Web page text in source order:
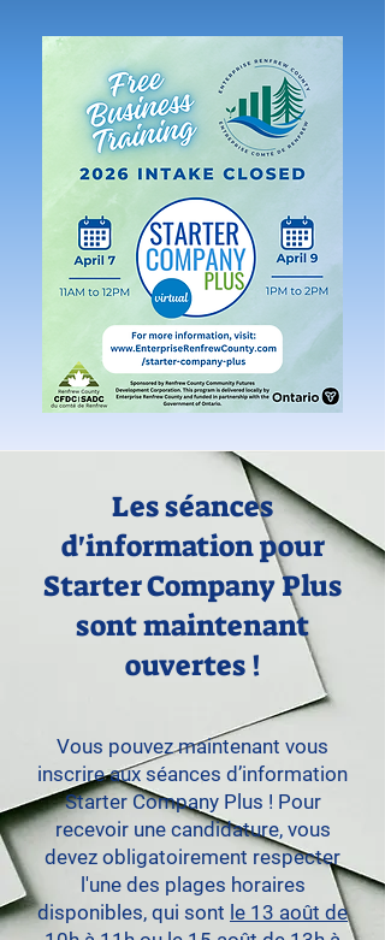
Les séances
d'information pour
Starter Company Plus
sont maintenant
ouvertes !
Vous pouvez maintenant vous
inscrire aux séances d’information
Starter Company Plus ! Pour
recevoir une candidature, vous
devez obligatoirement respecter
l'une des plages horaires
disponibles, qui sont le 13 août de